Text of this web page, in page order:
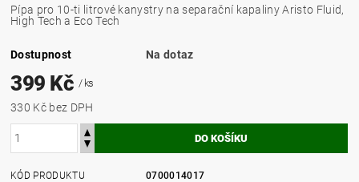
Pípa pro 10-ti litrové kanystry na separační kapaliny Aristo Fluid,
High Tech a Eco Tech
Dostupnost Na dotaz
399 Kč / ks
330 Kč bez DPH
KÓD PRODUKTU
0700014017